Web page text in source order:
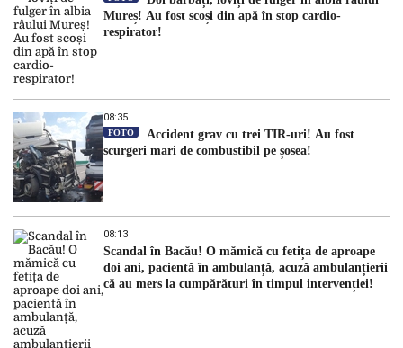
Mureș! Au fost scoși din apă în stop cardio-
respirator!
08:35
FOTO
Accident grav cu trei TIR-uri! Au fost
scurgeri mari de combustibil pe șosea!
08:13
Scandal în Bacău! O mămică cu fetița de aproape
doi ani, pacientă în ambulanță, acuză ambulanțierii
că au mers la cumpărături în timpul intervenției!